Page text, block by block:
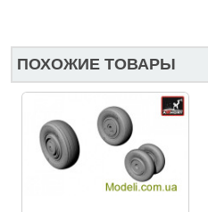
ПОХОЖИЕ ТОВАРЫ